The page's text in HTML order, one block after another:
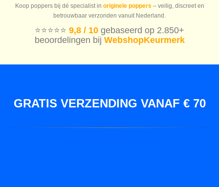
Koop poppers bij dé specialist in originele poppers – veilig, discreet en
betrouwbaar verzonden vanuit Nederland.
⭐️⭐️⭐️⭐️⭐️ 9,8 / 10 gebaseerd op 2.850+
beoordelingen bij WebshopKeurmerk
GRATIS VERZENDING VANAF € 70